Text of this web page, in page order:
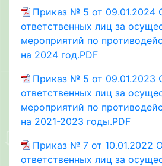
Приказ № 5 от 09.01.2024
ответственных лиц за
мероприятий по
на 2024 год.PDF
Приказ № 5 от 09.01.2023
ответственных лиц за
мероприятий по
на 2021-2023 годы.PDF
Приказ № 7 от 10.01.2022
ответственных лиц за